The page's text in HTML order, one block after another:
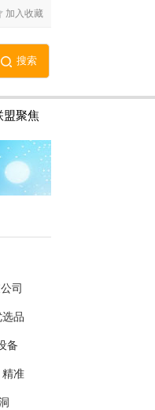
加入收藏
盟聚焦
司
品
备
精准